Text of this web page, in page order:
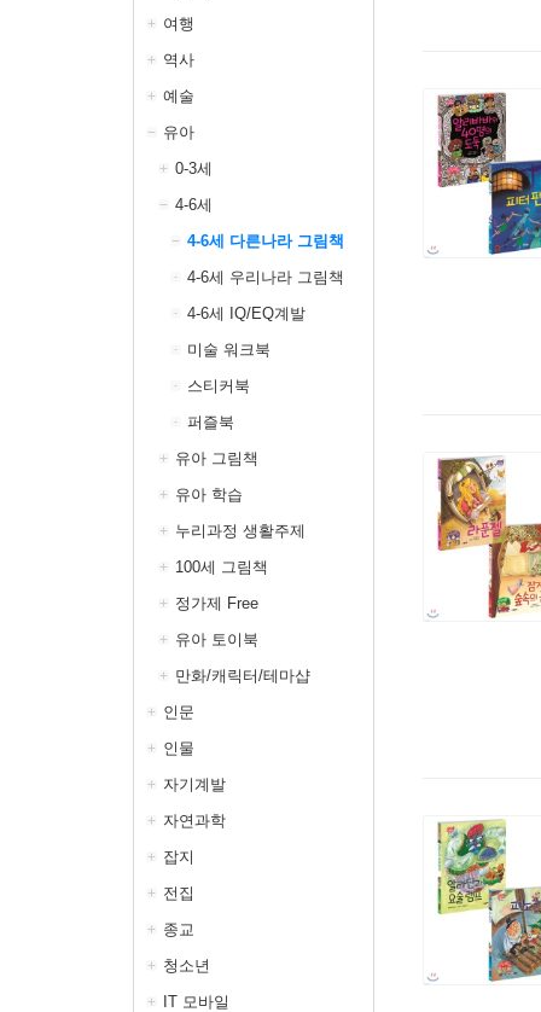
여행
역사
예술
유아
0-3세
4-6세
4-6세 다른나라 그림책
4-6세 우리나라 그림책
4-6세 IQ/EQ계발
미술 워크북
스티커북
퍼즐북
유아 그림책
유아 학습
누리과정 생활주제
100세 그림책
정가제 Free
유아 토이북
만화/캐릭터/테마샵
인문
인물
자기계발
자연과학
잡지
전집
종교
청소년
IT 모바일